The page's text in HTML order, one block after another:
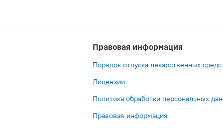
Правовая информация
Порядок отпуска лекарственных
Лицензии
Политика обработки персональных
Правовая информация